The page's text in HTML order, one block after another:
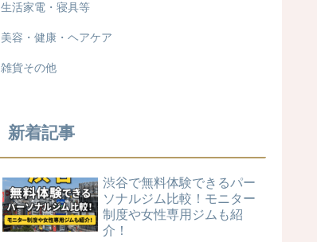
生活家電・寝具等
美容・健康・ヘアケア
雑貨その他
新着記事
渋谷で無料体験できるパー
ソナルジム比較！モニター
制度や女性専用ジムも紹
介！